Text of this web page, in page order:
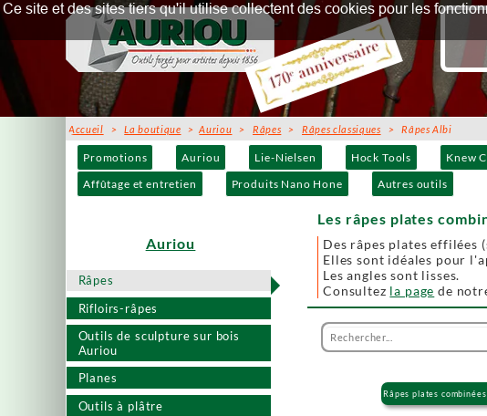
Promotions Auriou Lie-Nielsen Hock Tools Knew
Affûtage et entretien
Produits Nano Hone Autres outils
Râpes
Rifloirs-râpes
Outils de sculpture sur bois
Auriou
Planes
Outils à plâtre
Accueil >La boutique >Auriou >Râpes >Râpes classiques > Râpes Albi
Les râpes plates
Des râpes plates effilées
Elles sont idéales pour
Les angles sont lisses.
Consultez la page de
Auriou
Râpes plates
Ce site et des sites tiers qu'il utilise collectent des cookies pour les